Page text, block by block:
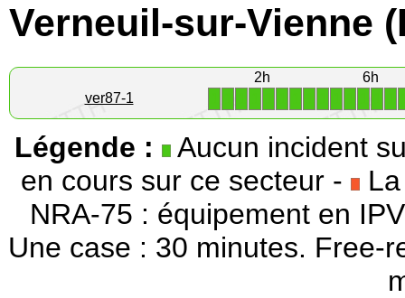
Verneuil-sur-Vienne
2h
6h
ver87-1
Légende :
Aucun incident
en cours sur ce secteur - La
NRA-75 : équipement en
Une case : 30 minutes. Free-